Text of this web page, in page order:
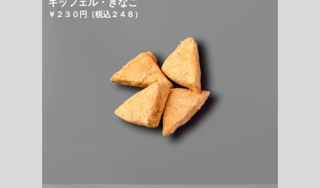
￥２３０円（税込２４８）